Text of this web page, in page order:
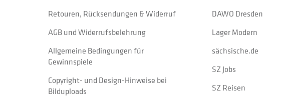
Retouren, Rücksendungen & Widerruf
AGB und Widerrufsbelehrung
Allgemeine Bedingungen für
Gewinnspiele
Copyright- und Design-Hinweise bei
Bilduploads
DAWO Dresden
Lager Modern
sächsische.de
SZ Jobs
SZ Reisen